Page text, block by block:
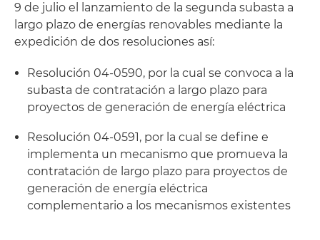
9 de julio el lanzamiento de la segunda subasta a
largo plazo de energías renovables mediante la
expedición de dos resoluciones así:
Resolución 04-0590, por la cual se convoca a la
subasta de contratación a largo plazo para
proyectos de generación de energía eléctrica
Resolución 04-0591, por la cual se define e
implementa un mecanismo que promueva la
contratación de largo plazo para proyectos de
generación de energía eléctrica
complementario a los mecanismos existentes